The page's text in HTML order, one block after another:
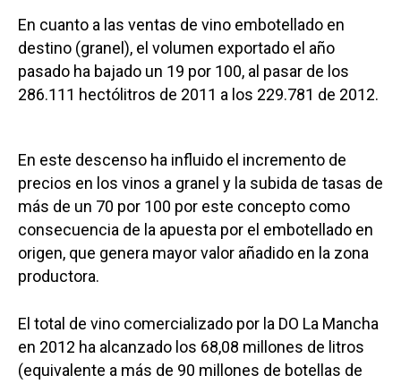
En cuanto a las ventas de vino embotellado en
destino (granel), el volumen exportado el año
pasado ha bajado un 19 por 100, al pasar de los
286.111 hectólitros de 2011 a los 229.781 de 2012.
En este descenso ha influido el incremento de
precios en los vinos a granel y la subida de tasas de
más de un 70 por 100 por este concepto como
consecuencia de la apuesta por el embotellado en
origen, que genera mayor valor añadido en la zona
productora.
El total de vino comercializado por la DO La Mancha
en 2012 ha alcanzado los 68,08 millones de litros
(equivalente a más de 90 millones de botellas de